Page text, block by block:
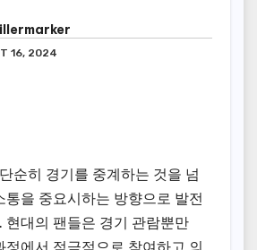
16, 2024
순히 경기를 중계하는 것을 넘
통을 중요시하는 방향으로 발전
현대의 팬들은 경기 관람뿐만